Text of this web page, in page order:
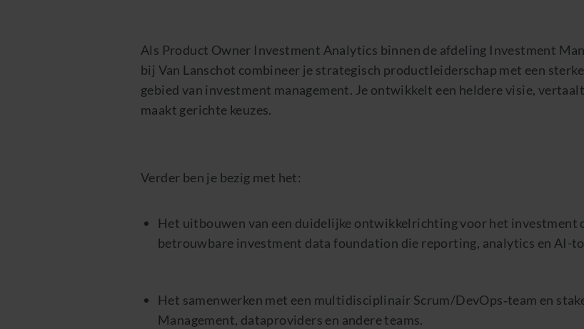
Als Product Owner Investment Analytics binnen de afdeling Investment
bij Van Lanschot combineer je strategisch productleiderschap met een
gebied van investment management. Je ontwikkelt een heldere visie,
maakt gerichte keuzes.
Verder ben je bezig met het:
Het uitbouwen van een duidelijke ontwikkelrichting voor het investment
betrouwbare investment data foundation die reporting, analytics en AI-
Het samenwerken met een multidisciplinair Scrum/DevOps‑team en
Management, dataproviders en andere teams.